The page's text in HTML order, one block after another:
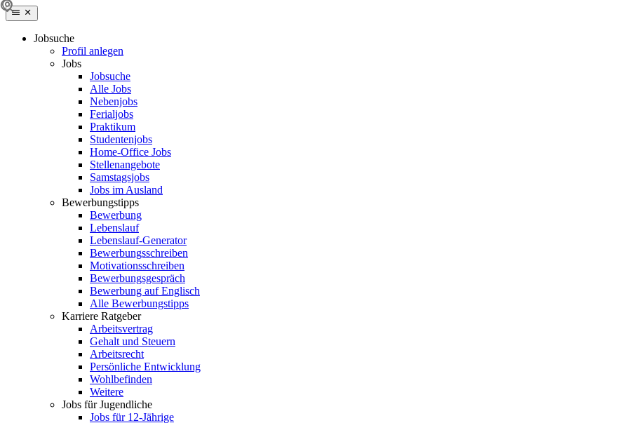
Jobsuche
Profil anlegen
Jobs
Jobsuche
Alle Jobs
Nebenjobs
Ferialjobs
Praktikum
Studentenjobs
Home-Office Jobs
Stellenangebote
Samstagsjobs
Jobs im Ausland
Bewerbungstipps
Bewerbung
Lebenslauf
Lebenslauf-Generator
Bewerbungsschreiben
Motivationsschreiben
Bewerbungsgespräch
Bewerbung auf Englisch
Alle Bewerbungstipps
Karriere Ratgeber
Arbeitsvertrag
Gehalt und Steuern
Arbeitsrecht
Persönliche Entwicklung
Wohlbefinden
Weitere
Jobs für Jugendliche
Jobs für 12-Jährige